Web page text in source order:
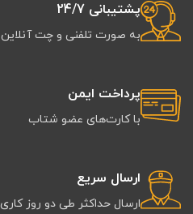
پشتیبانی 24/7
به صورت تلفنی و چت آنلاین
پرداخت ایمن
با کارت‌های عضو شتاب
ارسال سریع
ارسال حداکثر طی دو روز کاری